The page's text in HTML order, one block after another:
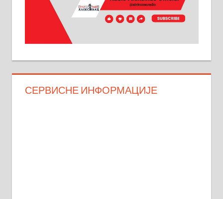
СЕРВИСНЕ ИНФОРМАЦИЈЕ